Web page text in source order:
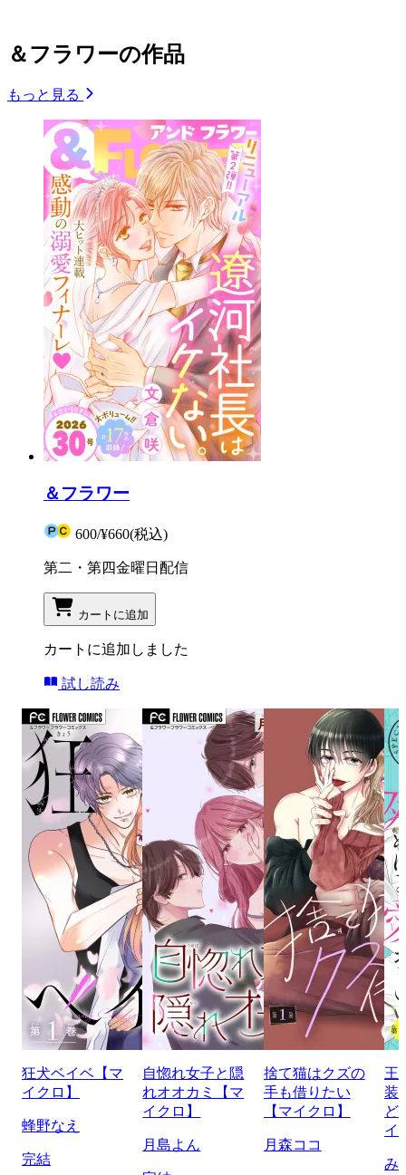
＆フラワーの作品
もっと見る
＆フラワー
600/¥660(税込)
第二・第四金曜日配信
カートに追加
カートに追加しました
試し読み
狂犬ベイベ【マ
イクロ】
蜂野なえ
完結
自惚れ女子と隠
れオオカミ【マ
イクロ】
月島よん
捨て猫はクズの
手も借りたい
【マイクロ】
月森ココ
王
装
ど
イ
み